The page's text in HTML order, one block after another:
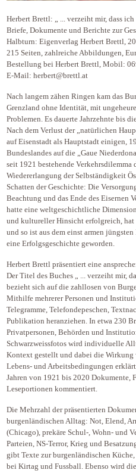
Herbert Brettl: „ ... verzeiht mir, dass
Briefe, Dokumente und Berichte zur
Halbturn: Eigenverlag Herbert Brettl,
215 Seiten, zahlreiche Abbildungen,
Bestellung bei Herbert Brettl, Mobil:
E-Mail: herbert@brettl.at
Nach langem zähen Ringen kam das
Grenzland ohne Identität, mit
Problemen. Es dauerte Jahrzehnte bis
Nach dem Verlust der „natürlichen
auf Eisenstadt als Hauptstadt einigen,
Bundeslandes auf die „Gaue
seit 1921 bestehende
Wiedererlangung der Selbständigkeit
Schatten der Geschichte: Die
Beachtung und das Ende des Eisernen
hatte eine weltgeschichtliche
und kultureller Hinsicht erfolgreich, hat
und so ist aus dem einst armen
eine Erfolgsgeschichte geworden.
Herbert Brettl präsentiert eine
Der Titel des Buches „ ... verzeiht mir,
bezieht sich auf die zahllosen von
Mithilfe mehrerer Personen und
Telegramme, Telefondepeschen,
Publikation heranziehen. In etwa 230
Privatpersonen, Behörden und
Schwarzweissfotos wird individuelle
Kontext gestellt und dabei die
Lebens- und Arbeitsbedingungen
Jahren von 1921 bis 2020 Dokumente,
Leseportionen kommentiert.
Die Mehrzahl der präsentierten
burgenländischen Alltag: Not, Elend,
(Chicago), prekäre Schul-, Wohn- und
Parteien, NS-Terror, Krieg und
gibt Texte zur burgenländischen
bei Kirtag und Fussball. Ebenso wird